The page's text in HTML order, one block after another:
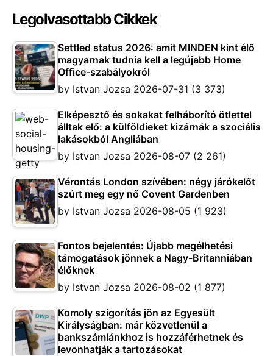
Legolvasottabb Cikkek
Settled status 2026: amit MINDEN kint élő
magyarnak tudnia kell a legújabb Home
Office-szabályokról
by Istvan Jozsa 2026-07-31 (3 373)
Elképesztő és sokakat felháborító ötlettel
álltak elő: a külföldieket kizárnák a szociális
lakásokból Angliában
by Istvan Jozsa 2026-08-07 (2 261)
Vérontás London szívében: négy járókelőt
szúrt meg egy nő Covent Gardenben
by Istvan Jozsa 2026-08-05 (1 923)
Fontos bejelentés: Újabb megélhetési
támogatások jönnek a Nagy-Britanniában
élőknek
by Istvan Jozsa 2026-08-02 (1 877)
Komoly szigorítás jön az Egyesült
Királyságban: már közvetlenül a
bankszámlánkhoz is hozzáférhetnek és
levonhatják a tartozásokat